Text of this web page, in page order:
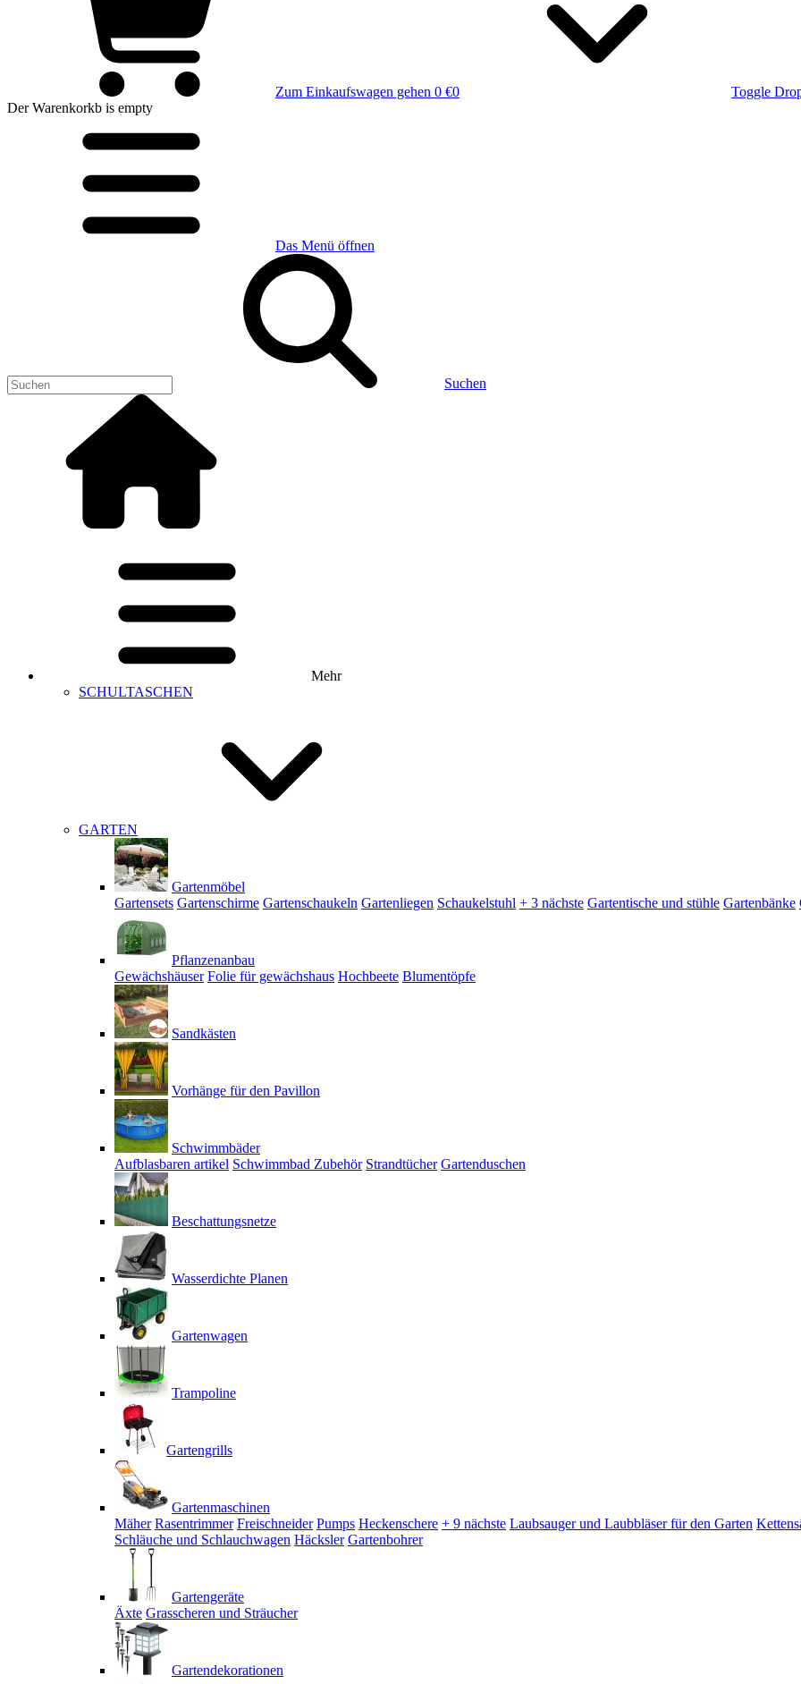
Zum Einkaufswagen gehen 0 €0
Toggle
Der Warenkorkb is empty
Das Menü öffnen
Suchen
Mehr
SCHULTASCHEN
GARTEN
Gartenmöbel
Gartensets Gartenschirme Gartenschaukeln Gartenliegen Schaukelstuhl + 3 nächste Gartentische und stühle Gartenbänke
Pflanzenanbau
Gewächshäuser Folie für gewächshaus Hochbeete Blumentöpfe
Sandkästen
Vorhänge für den Pavillon
Schwimmbäder
Aufblasbaren artikel Schwimmbad Zubehör Strandtücher Gartenduschen
Beschattungsnetze
Wasserdichte Planen
Gartenwagen
Trampoline
Gartengrills
Gartenmaschinen
Mäher Rasentrimmer Freischneider Pumps Heckenschere + 9 nächste Laubsauger und Laubbläser für den Garten
Schläuche und Schlauchwagen Häcksler Gartenbohrer
Gartengeräte
Äxte Grasscheren und Sträucher
Gartendekorationen